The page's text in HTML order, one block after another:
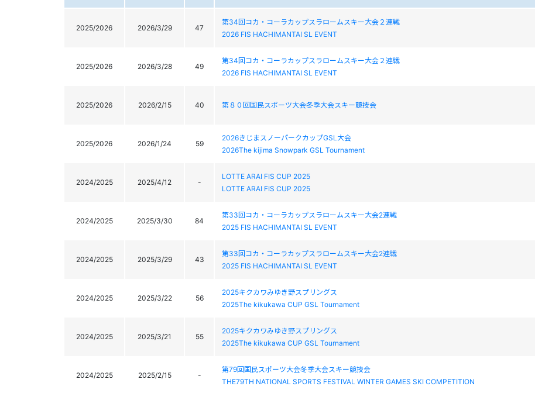
2025/2026 2026/3/29 47
第34回コカ・コーラカップスラロームスキー大会２連戦
2026 FIS HACHIMANTAI SL EVENT
2025/2026 2026/3/28 49
第34回コカ・コーラカップスラロームスキー大会２連戦
2026 FIS HACHIMANTAI SL EVENT
2025/2026 2026/2/15 40 第８０回国民スポーツ大会冬季大会スキー競技会
2025/2026 2026/1/24 59
2026きじまスノーパークカップGSL大会
2026The kijima Snowpark GSL Tournament
2024/2025 2025/4/12 -
LOTTE ARAI FIS CUP 2025
LOTTE ARAI FIS CUP 2025
2024/2025 2025/3/30 84
第33回コカ・コーラカップスラロームスキー大会2連戦
2025 FIS HACHIMANTAI SL EVENT
2024/2025 2025/3/29 43
第33回コカ・コーラカップスラロームスキー大会2連戦
2025 FIS HACHIMANTAI SL EVENT
2024/2025 2025/3/22 56
2025キクカワみゆき野スプリングス
2025The kikukawa CUP GSL Tournament
2024/2025 2025/3/21 55
2025キクカワみゆき野スプリングス
2025The kikukawa CUP GSL Tournament
2024/2025 2025/2/15 -
第79回国民スポーツ大会冬季大会スキー競技会
THE79TH NATIONAL SPORTS FESTIVAL WINTER GAMES SKI COMPETITION